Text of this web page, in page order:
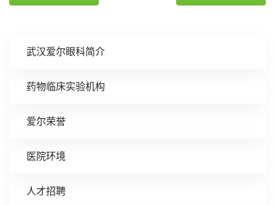
武汉爱尔眼科简介
药物临床实验机构
爱尔荣誉
医院环境
人才招聘